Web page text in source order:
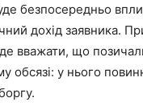
безпосередньо
дохід заявника.
вважати, що
обсязі: у нього